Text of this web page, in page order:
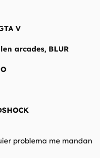
V
arcades, BLUR
problema me mandan